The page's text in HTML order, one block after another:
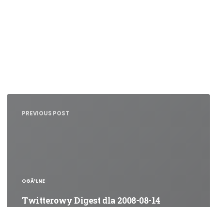
Nawigacja
PREVIOUS POST
OGÃ³LNE
Twitterowy Digest dla 2008-08-14